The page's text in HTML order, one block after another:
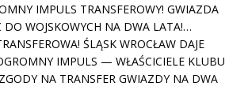
IMPULS TRANSFEROWY! GWIAZDA
DO WOJSKOWYCH NA DWA LATA!…
ŚLĄSK WROCŁAW DAJE
IMPULS — WŁAŚCICIELE KLUBU
NA TRANSFER GWIAZDY NA DWA